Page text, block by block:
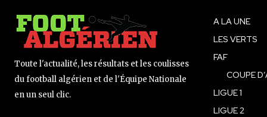
Toute l'actualité, les résultats et les coulisses
du football algérien et de l'Équipe Nationale
en un seul clic.
A LA UNE
LES VERTS
FAF
COUPE
LIGUE 1
LIGUE 2